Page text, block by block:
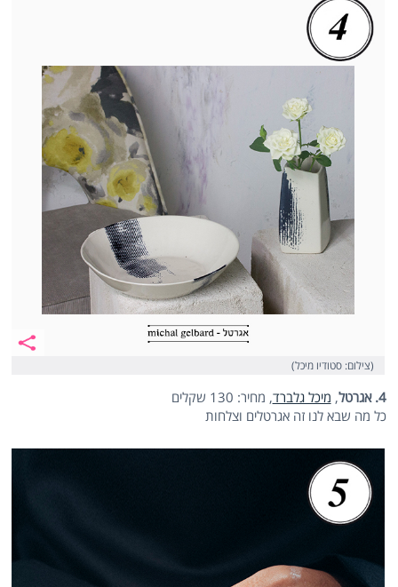
(צילום: סטודיו מיכל)
4. אגרטל , מיכל גלברד, מחיר: 130 שקלים
כל מה שבא לנו זה אגרטלים וצלחות